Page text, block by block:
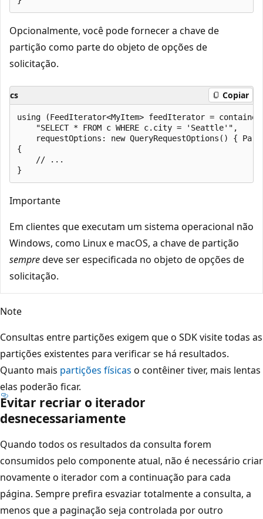
Opcionalmente, você pode fornecer a chave de
partição como parte do objeto de opções de
solicitação.
cs Copiar
using (FeedIterator<MyItem> feedIterator =
    "SELECT * FROM c WHERE c.city = 'Seattle'",
requestOptions: new QueryRequestOptions() {
{
    // ...
Importante
Em clientes que executam um sistema operacional não
Windows, como Linux e macOS, a chave de partição
sempredeve ser especificada no objeto de opções de
solicitação.
Note
Consultas entre partições exigem que o SDK visite todas as
partições existentes para verificar se há resultados.
Quanto mais partições físicas o contêiner tiver, mais lentas
elas poderão ficar.
Evitar recriar o iterador
desnecessariamente
Quando todos os resultados da consulta forem
consumidos pelo componente atual, não é necessário criar
novamente o iterador com a continuação para cada
página. Sempre prefira esvaziar totalmente a consulta, a
menos que a paginação seja controlada por outro